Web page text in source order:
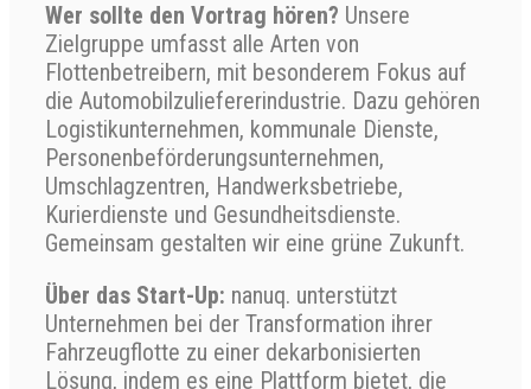
Wer sollte den Vortrag hören? Unsere
Zielgruppe umfasst alle Arten von
Flottenbetreibern, mit besonderem Fokus auf
die Automobilzuliefererindustrie. Dazu gehören
Logistikunternehmen, kommunale Dienste,
Personenbeförderungsunternehmen,
Umschlagzentren, Handwerksbetriebe,
Kurierdienste und Gesundheitsdienste.
Gemeinsam gestalten wir eine grüne Zukunft.
Über das Start-Up: nanuq. unterstützt
Unternehmen bei der Transformation ihrer
Fahrzeugflotte zu einer dekarbonisierten
Lösung, indem es eine Plattform bietet, die